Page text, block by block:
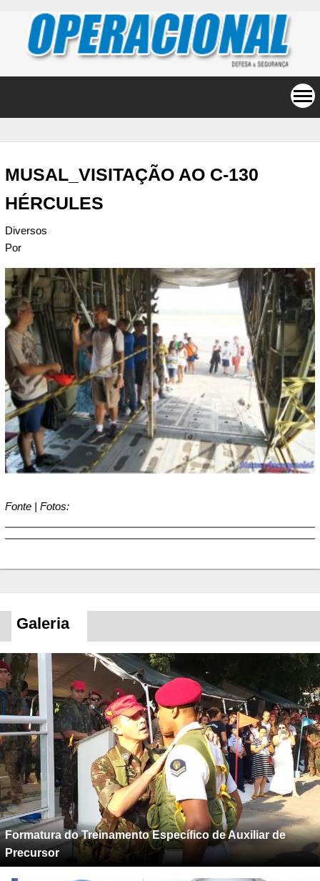
MUSAL_VISITAÇÃO AO C-130
HÉRCULES
Diversos
Por
Fonte | Fotos:
Galeria
Formatura do Treinamento Específico de Auxiliar de
Precursor